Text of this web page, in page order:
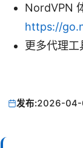
NordVPN
https://
更多代理
发布:2026-04-